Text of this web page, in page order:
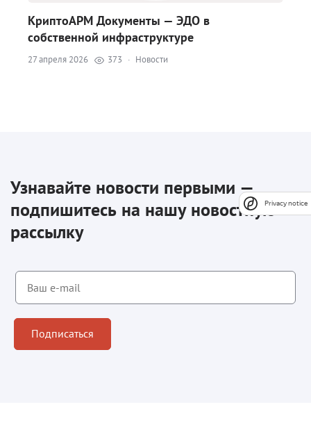
КриптоАРМ Документы — ЭДО в
собственной инфраструктуре
27 апреля 2026 373 · Новости
Узнавайте новости первыми —
подпишитесь на нашу новостную
рассылку
Подписаться
Privacy notice